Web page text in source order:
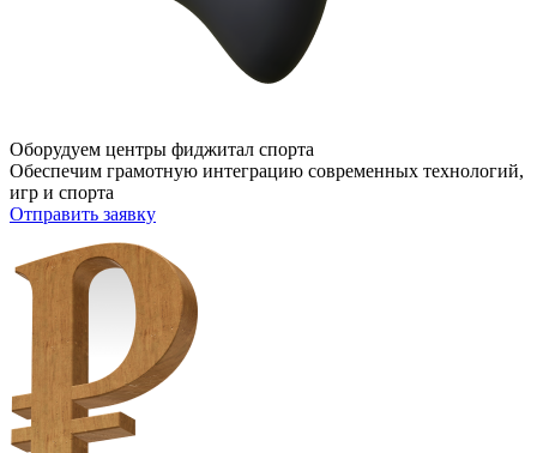
Оборудуем центры фиджитал спорта
Обеспечим грамотную интеграцию современных технологий,
игр и спорта
Отправить заявку